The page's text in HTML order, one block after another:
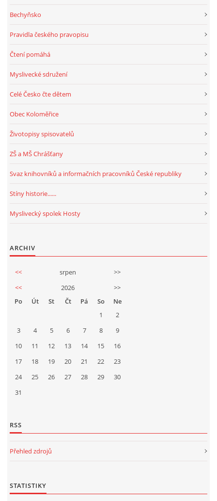
Bechyňsko
Pravidla českého pravopisu
Čtení pomáhá
Myslivecké sdružení
Celé Česko čte dětem
Obec Koloměřice
Životopisy spisovatelů
ZŠ a MŠ Chrášťany
Svaz knihovníků a informačních pracovníků České republiky
Stíny historie......
Myslivecký spolek Hosty
ARCHIV
<< srpen
>>
<<
2026
>>
Po
Út St Čt Pá So
Ne
1
2
3
4 5 6 7 8
9
10
11 12 13 14 15
16
17
18 19 20 21 22
23
24
25 26 27 28 29
30
31
RSS
Přehled zdrojů
STATISTIKY